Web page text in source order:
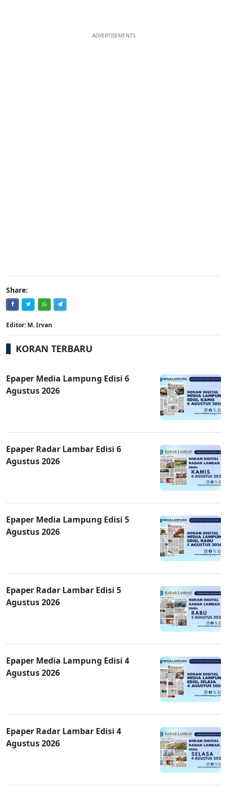
ADVERTISEMENTS
Share:
Editor: M. Irvan
KORAN TERBARU
Epaper Media Lampung Edisi 6
Agustus 2026
Epaper Radar Lambar Edisi 6
Agustus 2026
Epaper Media Lampung Edisi 5
Agustus 2026
Epaper Radar Lambar Edisi 5
Agustus 2026
Epaper Media Lampung Edisi 4
Agustus 2026
Epaper Radar Lambar Edisi 4
Agustus 2026